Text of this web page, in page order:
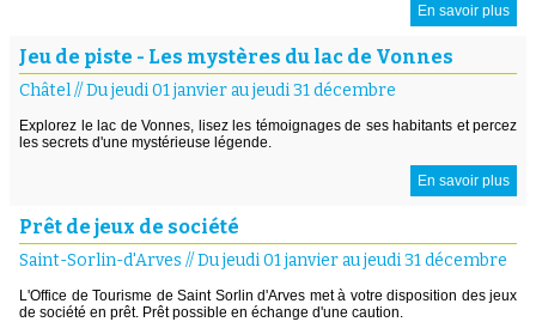
En savoir plus
Jeu de piste - Les mystères du lac de Vonnes
Châtel//Du jeudi 01 janvier au jeudi 31 décembre
Explorez le lac de Vonnes, lisez les témoignages de ses habitants et percez
les secrets d'une mystérieuse légende.
En savoir plus
Prêt de jeux de société
Saint-Sorlin-d'Arves //Du jeudi 01 janvier au jeudi 31 décembre
L'Office de Tourisme de Saint Sorlin d'Arves met à votre disposition des jeux
de société en prêt. Prêt possible en échange d'une caution.